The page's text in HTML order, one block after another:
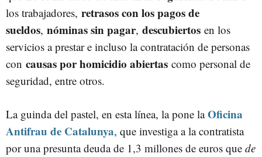
los trabajadores, retrasos con los pagos de
sueldos, nóminas sin pagar, descubiertos en los
servicios a prestar e incluso la contratación de personas
con causas por homicidio abiertas como personal de
seguridad, entre otros.
La guinda del pastel, en esta línea, la pone laOficina
Antifrau de Catalunya, que investiga a la contratista
por una presunta deuda de 1,3 millones de euros que de